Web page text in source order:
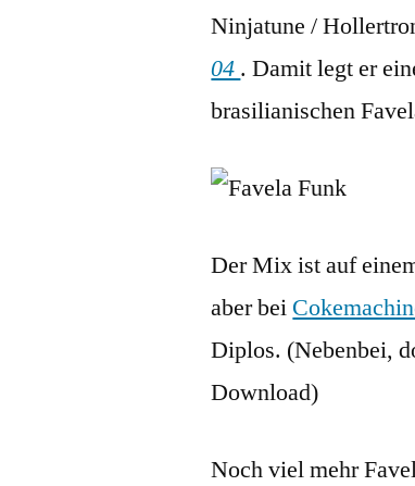
Ninjatune /
04 . Damit legt er
brasilianischen
Der Mix ist auf
aber bei
Diplos. (Nebenbei,
Download)
Noch viel mehr